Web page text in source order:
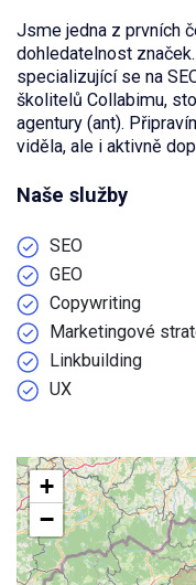
Jsme jedna z prvních
dohledatelnost
specializující se na
školitelů Collabimu,
agentury (ant).
viděla, ale i aktivně
Naše služby
SEO
GEO
Copywriting
Marketingové
Linkbuilding
UX
+
−